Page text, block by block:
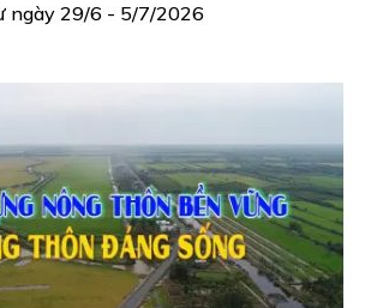
ngày 29/6 - 5/7/2026